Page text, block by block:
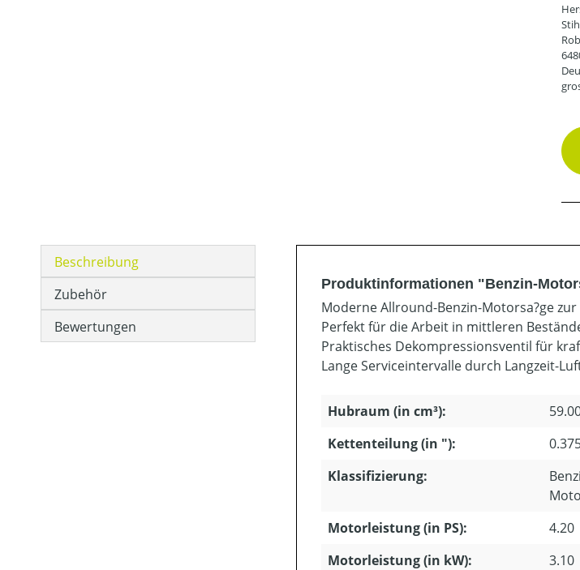
Beschreibung
Zubehör
Bewertungen
Produktinformationen "Benzin-
Moderne Allround-Benzin-Motorsa?ge
Perfekt für die Arbeit in mittleren
Praktisches Dekompressionsventil für
Lange Serviceintervalle durch Langzeit-
Hubraum (in cm³):
Kettenteilung (in "):
Klassifizierung:
Motorleistung (in PS):
4.20
Motorleistung (in kW):
3.10